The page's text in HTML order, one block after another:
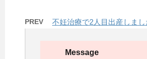
PREV 不妊治療で2人目出産しまし
Message